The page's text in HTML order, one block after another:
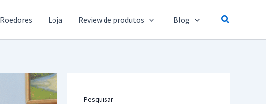
Roedores Loja Review de produtos Blog Pesquisar
Pesquisar